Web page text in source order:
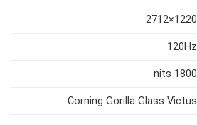
1220×2712
120Hz
1800 nits
Corning Gorilla Glass Victus